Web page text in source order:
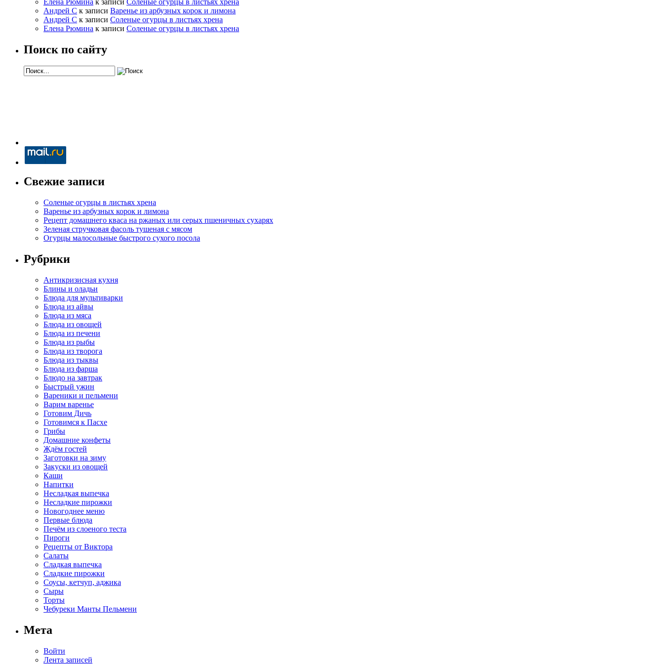
Андрей С к записи Варенье из арбузных корок и лимона
Андрей С к записи Соленые огурцы в листьях хрена
Елена Рюмина к записи Соленые огурцы в листьях хрена
Поиск по сайту
Свежие записи
Соленые огурцы в листьях хрена
Варенье из арбузных корок и лимона
Рецепт домашнего кваса на ржаных или серых пшеничных сухарях
Зеленая стручковая фасоль тушеная с мясом
Огурцы малосольные быстрого сухого посола
Рубрики
Антикризисная кухня
Блины и оладьи
Блюда для мультиварки
Блюда из айвы
Блюда из мяса
Блюда из овощей
Блюда из печени
Блюда из рыбы
Блюда из творога
Блюда из тыквы
Блюда из фарша
Блюдо на завтрак
Быстрый ужин
Вареники и пельмени
Варим варенье
Готовим Дичь
Готовимся к Пасхе
Грибы
Домашние конфеты
Ждём гостей
Заготовки на зиму
Закуски из овощей
Каши
Напитки
Несладкая выпечка
Несладкие пирожки
Новогоднее меню
Первые блюда
Печём из слоеного теста
Пироги
Рецепты от Виктора
Салаты
Сладкая выпечка
Сладкие пирожки
Соусы, кетчуп, аджика
Сыры
Торты
Чебуреки Манты Пельмени
Мета
Войти
Лента записей